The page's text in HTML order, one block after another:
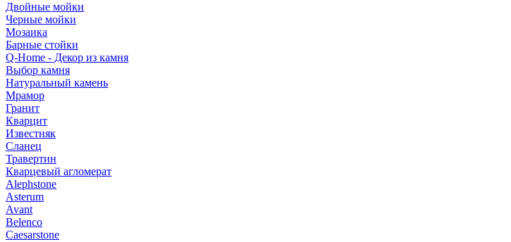
Двойные мойки
Черные мойки
Мозаика
Барные стойки
Q-Home - Декор из камня
Выбор камня
Натуральный камень
Мрамор
Гранит
Кварцит
Известняк
Сланец
Травертин
Кварцевый агломерат
Alephstone
Asterum
Avant
Belenco
Caesarstone